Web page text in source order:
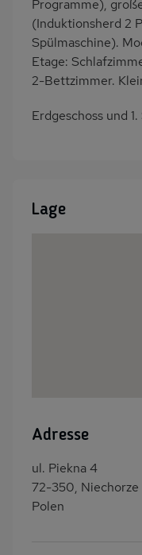
Programme),
(Induktionsherd 2
Spülmaschine).
Etage:
2-Bettzimmer.
Erdgeschoss und
Lage
Adresse
ul. Piekna 4
72-350, Niechorze
Polen